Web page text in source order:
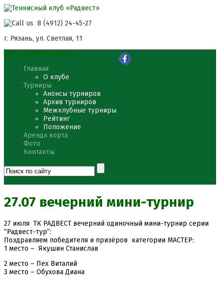
8 (4912) 24-45-27
г. Рязань, ул. Светлая, 11
Pages Navigation Menu
Главная
О клубе
Турниры
Анонсы турниров
Архив турниров
Межклубные турниры
Рейтинг
Положение
Аренда корта
Фото
Контакты
27.07​ вечерний мини-турнир
27 июля ТК​ РАДВЕСТ​ вечерний одиночный мини-турнир серии
“Радвест-тур”:
Поздравляем победителя и призёров категории МАСТЕР:
1 место – Якушин Станислав
2 место – Пех Виталий
3 место – Обухова Диана